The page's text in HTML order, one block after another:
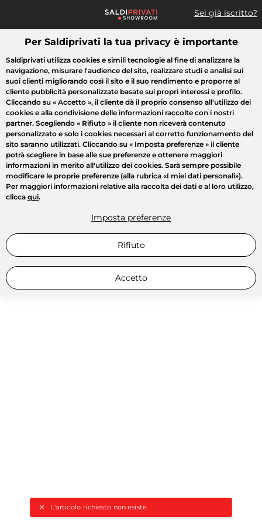
Sei già iscritto?
Cosa cerchi?
L'articolo richiesto non esiste.
Tutte le vendite Moda Casa Bellezza Elettrodomestici
Per Saldiprivati la tua privacy è importante
Saldiprivati utilizza cookies e simili tecnologie al fine di analizzare la
navigazione, misurare l'audience del sito, realizzare studi e analisi sui
suoi clienti migliorando così il sito e il suo rendimento e proporre al
cliente pubblicità personalizzate basate sui propri interessi e profilo.
Cliccando su « Accetto », il cliente dà il proprio consenso all'utilizzo dei
cookies e alla condivisione delle informazioni raccolte con i nostri
partner. Scegliendo « Rifiuto » il cliente non riceverà contenuto
personalizzato e solo i cookies necessari al corretto funzionamento del
sito saranno utilizzati. Cliccando su « Imposta preferenze » il cliente
potrà scegliere in base alle sue preferenze e ottenere maggiori
informazioni in merito all'utilizzo dei cookies. Sarà sempre possibile
modificare le proprie preferenze (alla rubrica «I miei dati personali»).
Per maggiori informazioni relative alla raccolta dei dati e al loro utilizzo,
clicca qui.
Imposta preferenze
Rifiuto
Accetto